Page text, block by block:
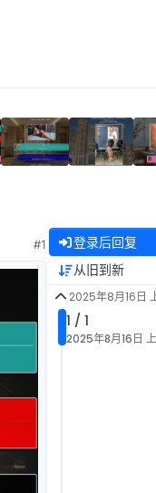
#1 登录后回复
从旧到新
2025年8月16日
1 / 1
2025年8月16日